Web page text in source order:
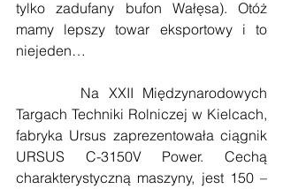
tylko zadufany bufon Wałęsa). Otóż
mamy lepszy towar eksportowy i to
niejeden…
Targach Techniki Rolniczej w Kielcach,
fabryka Ursus zaprezentowała ciągnik
URSUS C-3150V Power. Cechą
charakterystyczną maszyny, jest 150 –